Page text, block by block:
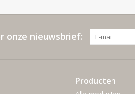
onze nieuwsbrief:
Producten